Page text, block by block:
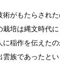
がもたらされ
培は縄文時代
稲作を伝えた
族であったと